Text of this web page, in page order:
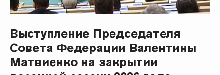
Выступление Председателя
Совета Федерации Валентины
Матвиенко на закрытии